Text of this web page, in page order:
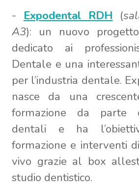
- Expodental RDH (
A3): un nuovo
dedicato ai
Dentale e una
per l’industria dentale.
nasce da una
formazione da parte
dentali e ha
formazione e interventi
vivo grazie al box
studio dentistico.